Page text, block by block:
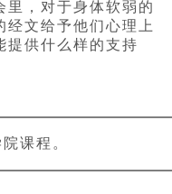
里，对于身体软弱的
经文给予他们心理上
提供什么样的支持
课程。